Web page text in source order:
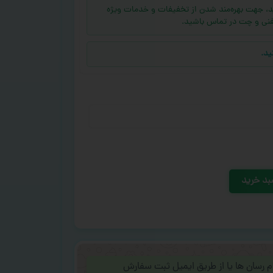
(بالای ۱۰ عدد) دارید، جهت بهره‌مند شدن از تخفیفات و خدمات ویژه
و چت در تماس باشید.
خرید
رسان ها یا از طریق ایمیل ثبت سفارش